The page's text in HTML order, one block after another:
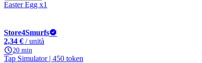
Easter Egg x1
Store4Smurfs
2,34 € / unità
20 min
Tap Simulator | 450 token